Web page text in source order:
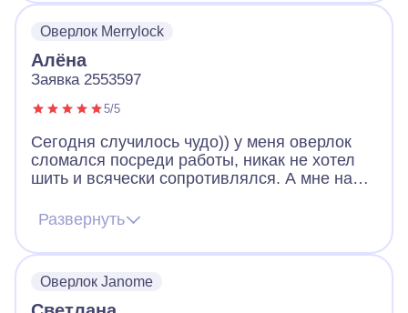
Оверлок Merrylock
Алёна
Заявка 2553597
5/5
Сегодня случилось чудо)) у меня оверлок
сломался посреди работы, никак не хотел
шить и всячески сопротивлялся. А мне надо
же мне делать, в итоге обратилась в
айсберг и уже через час мастер был у меня.
Мастер с золотыми руками! Восстановил
Спасибо!
Развернуть
Оверлок Janome